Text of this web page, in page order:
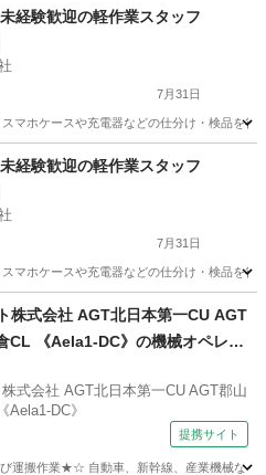
経験歓迎の軽作業スタッフ
7月31日
スマホケースや充電器などの仕分け・
経験歓迎の軽作業スタッフ
7月31日
スマホケースや充電器などの仕分け・
株式会社 AGT北日本第一CU AGT
CL 《Aela1-DC》の機械オペレー
査・運搬 【食堂・売店あり】
式会社 AGT北日本第一CU AGT郡山
Aela1-DC》
提携サイト
搬作業★☆ 自動車、新幹線、産業機械など